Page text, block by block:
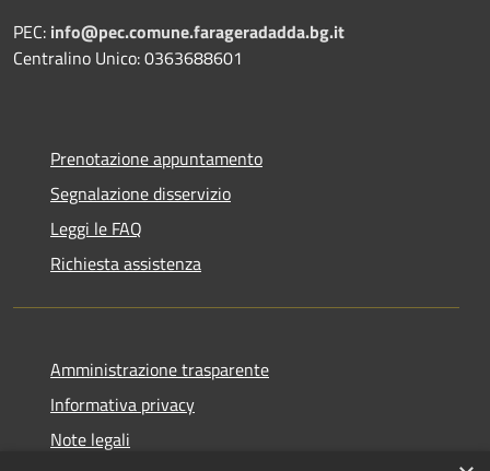
PEC: info@pec.comune.farageradadda.bg.it
Centralino Unico: 0363688601
Prenotazione appuntamento
Segnalazione disservizio
Leggi le FAQ
Richiesta assistenza
Amministrazione trasparente
Informativa privacy
Note legali